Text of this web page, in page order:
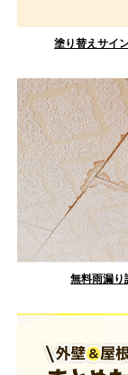
塗り替えサイ
無料雨漏り